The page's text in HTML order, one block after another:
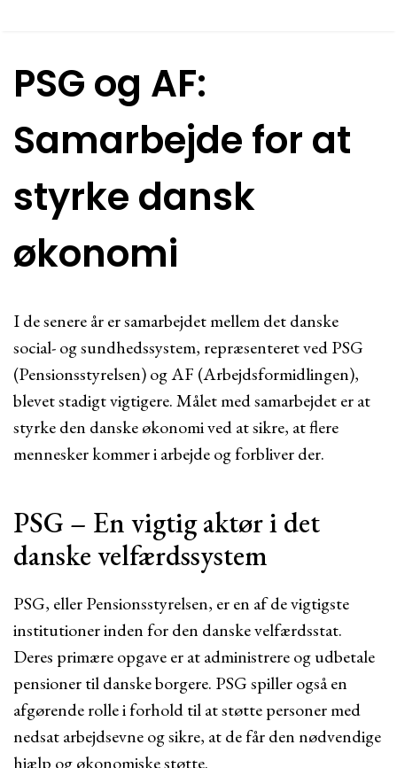
PSG og AF:
Samarbejde for at
styrke dansk
økonomi
I de senere år er samarbejdet mellem det danske
social- og sundhedssystem, repræsenteret ved PSG
(Pensionsstyrelsen) og AF (Arbejdsformidlingen),
blevet stadigt vigtigere. Målet med samarbejdet er at
styrke den danske økonomi ved at sikre, at flere
mennesker kommer i arbejde og forbliver der.
PSG – En vigtig aktør i det
danske velfærdssystem
PSG, eller Pensionsstyrelsen, er en af de vigtigste
institutioner inden for den danske velfærdsstat.
Deres primære opgave er at administrere og udbetale
pensioner til danske borgere. PSG spiller også en
afgørende rolle i forhold til at støtte personer med
nedsat arbejdsevne og sikre, at de får den nødvendige
hjælp og økonomiske støtte.